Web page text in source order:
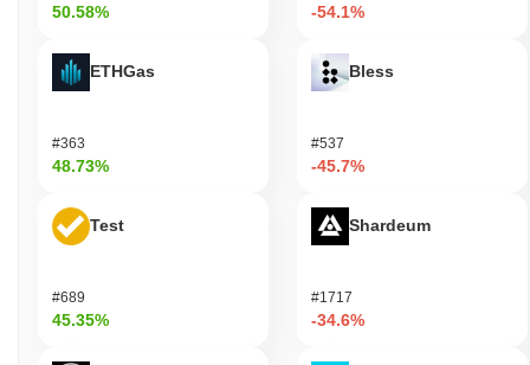
50.58%
ETHGas
#363
48.73%
Test
#689
45.35%
-54.1%
Bless
#537
-45.7%
Shardeum
#1717
-34.6%